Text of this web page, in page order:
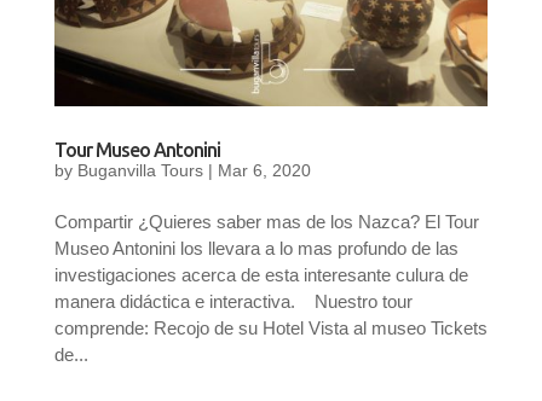
Tour Museo Antonini
by Buganvilla Tours| Mar 6, 2020
Compartir ¿Quieres saber mas de los Nazca? El Tour
Museo Antonini los llevara a lo mas profundo de las
investigaciones acerca de esta interesante culura de
manera didáctica e interactiva. Nuestro tour
comprende: Recojo de su Hotel Vista al museo Tickets
de...